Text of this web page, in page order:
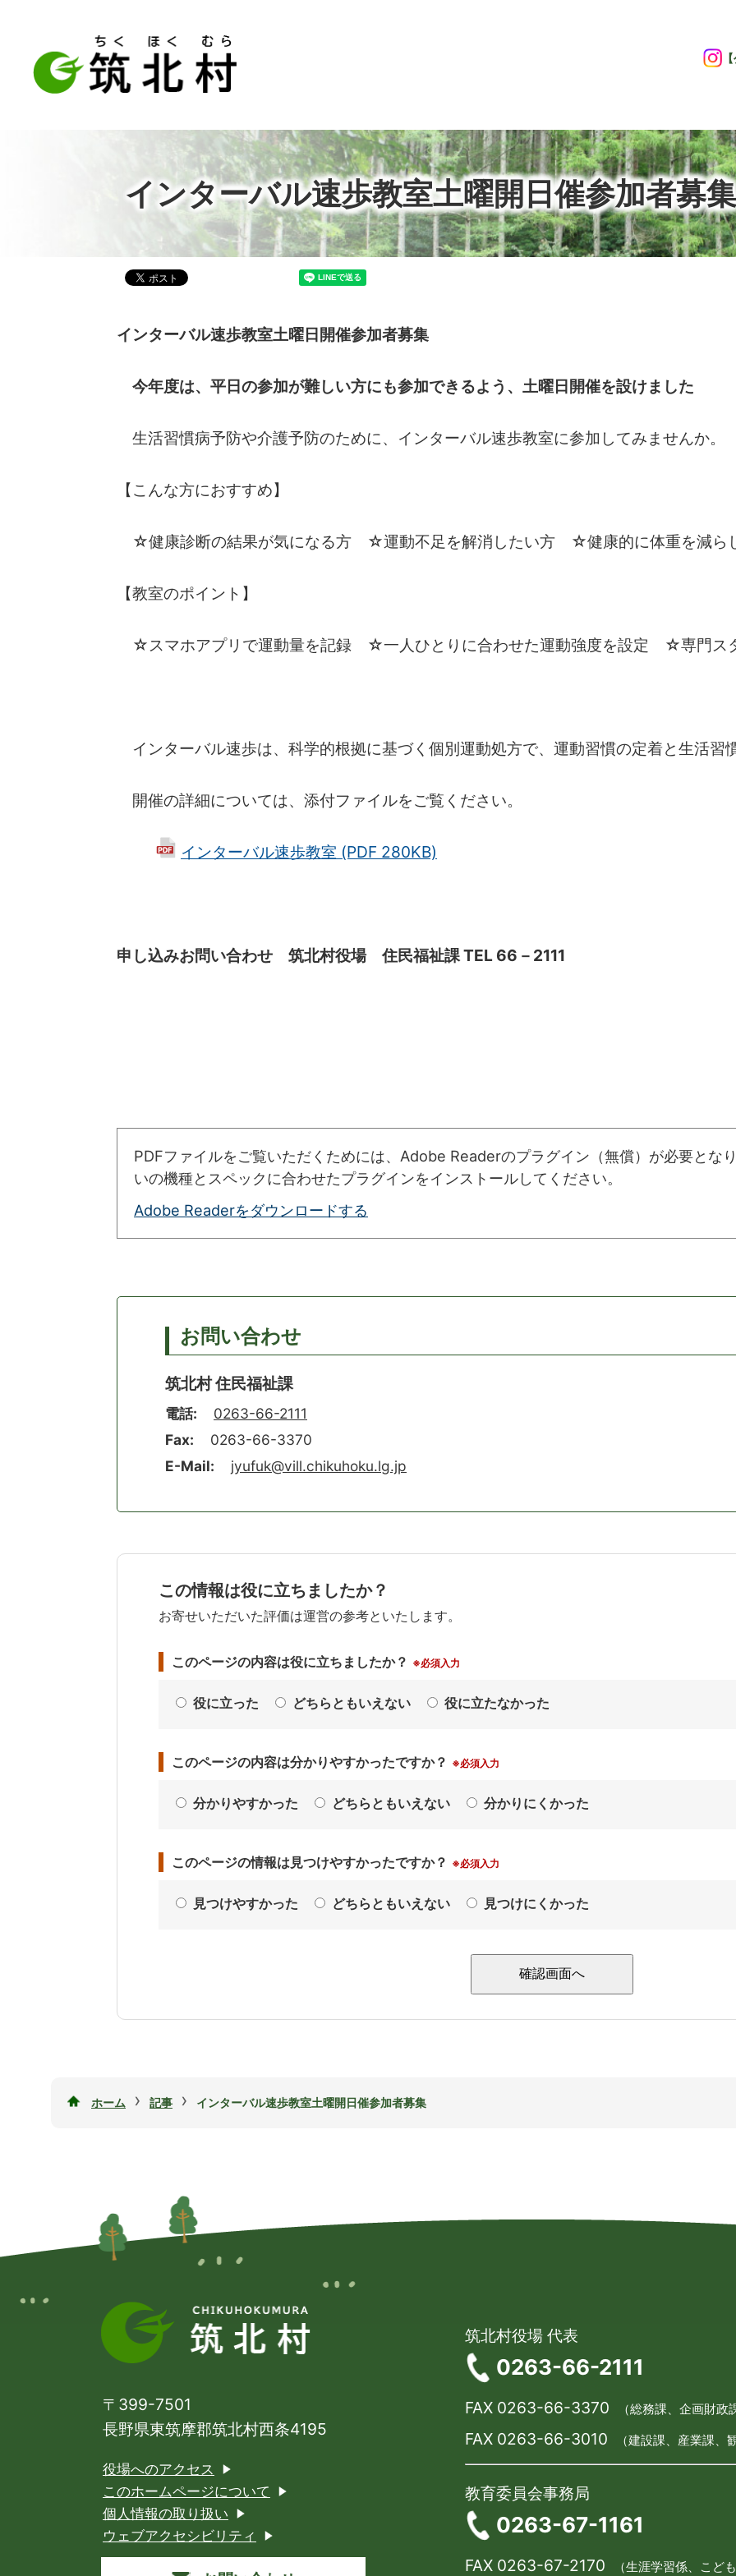
インターバル速歩教室土曜開日催参加者募集
インターバル速歩教室土曜日開催参加者募集
今年度は、平日の参加が難しい方にも参加できるよう、土曜日開催を設けました
生活習慣病予防や介護予防のために、インターバル速歩教室に参加してみませんか。
【こんな方におすすめ】
☆健康診断の結果が気になる方 ☆運動不足を解消したい方 ☆健康的に体重を減ら
【教室のポイント】
☆スマホアプリで運動量を記録 ☆一人ひとりに合わせた運動強度を設定 ☆専門ス
インターバル速歩は、科学的根拠に基づく個別運動処方で、運動習慣の定着と生活習
開催の詳細については、添付ファイルをご覧ください。
インターバル速歩教室 (PDF 280KB)
申し込みお問い合わせ 筑北村役場 住民福祉課 TEL 66－2111
PDFファイルをご覧いただくためには、Adobe Readerのプラグイン（無償）が必要とな
いの機種とスペックに合わせたプラグインをインストールしてください。
Adobe Readerをダウンロードする
お問い合わせ
筑北村 住民福祉課
電話:
0263-66-2111
Fax:
0263-66-3370
E-Mail:
jyufuk@vill.chikuhoku.lg.jp
この情報は役に立ちましたか？
お寄せいただいた評価は運営の参考といたします。
このページの内容は役に立ちましたか？ ※必須入力
役に立った どちらともいえない 役に立たなかった
このページの内容は分かりやすかったですか？ ※必須入力
分かりやすかった どちらともいえない 分かりにくかった
このページの情報は見つけやすかったですか？ ※必須入力
見つけやすかった どちらともいえない 見つけにくかった
ホーム › 記事 › インターバル速歩教室土曜開日催参加者募集
〒399-7501
長野県東筑摩郡筑北村西条4195
役場へのアクセス
このホームページについて
個人情報の取り扱い
ウェブアクセシビリティ
筑北村役場 代表
0263-66-2111
FAX 0263-66-3370 （総務課、企画財
FAX 0263-66-3010 （建設課、産業課、
教育委員会事務局
0263-67-1161
FAX 0263-67-2170 （生涯学習係、こど